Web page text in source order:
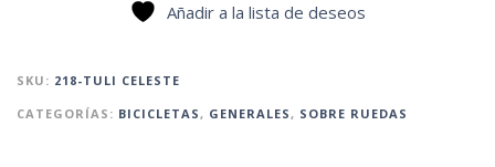
Añadir a la lista de deseos
SKU: 218-TULI CELESTE
CATEGORÍAS: BICICLETAS, GENERALES, SOBRE RUEDAS